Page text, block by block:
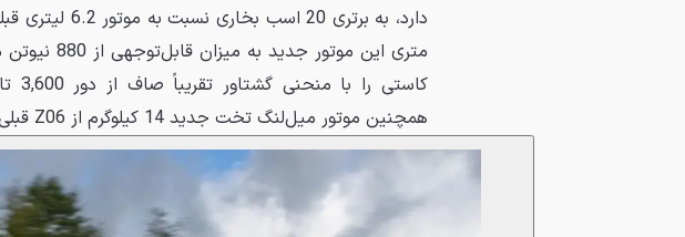
متری این
همچنین موتور میل‌لنگ تخت جدید 14 کیلوگرم از Z06 قبلی سبک‌تر است و بی‌مهابا دور می‌گیرد.